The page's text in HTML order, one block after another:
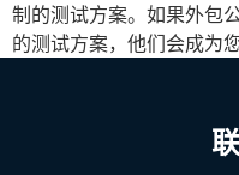
制的测试方案。如果外包
的测试方案，他们会成为